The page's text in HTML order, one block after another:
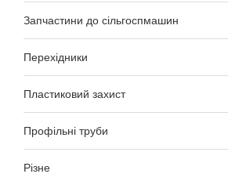
Запчастини до сільгоспмашин
Перехідники
Пластиковий захист
Профільні труби
Різне